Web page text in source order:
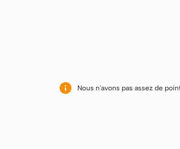
Nous n'avons pas assez de